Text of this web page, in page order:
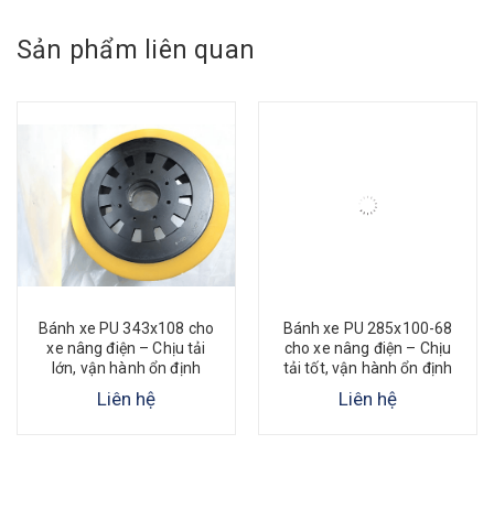
Sản phẩm liên quan
Bánh xe PU 343x108 cho
xe nâng điện – Chịu tải
lớn, vận hành ổn định
Liên hệ
Bánh xe PU 285x100-68
cho xe nâng điện – Chịu
tải tốt, vận hành ổn định
Liên hệ